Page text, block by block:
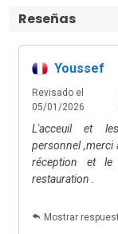
del hotel abre
cenar y también
eventos privados.
Debajo del nivel
hotel dispone de
una sala para
paterna),
Ubicación
Reseñas
Youssef
Revisado el
05/01/2026
L'acceuil et
personnel ,merci
réception et
restauration .
Mostrar